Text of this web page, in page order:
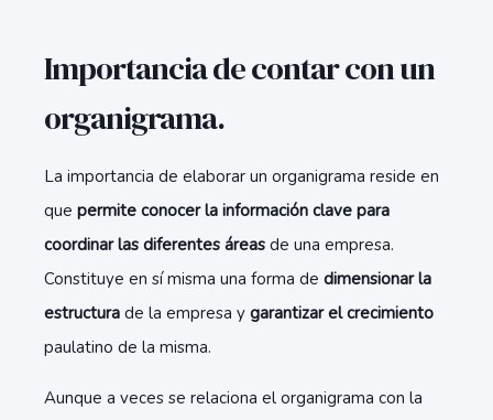
Importancia de contar con un
organigrama.
La importancia de elaborar un organigrama reside en
que permite conocer la información clave para
coordinar las diferentes áreas de una empresa.
Constituye en sí misma una forma de dimensionar la
estructura de la empresa y garantizar el crecimiento
paulatino de la misma.
Aunque a veces se relaciona el organigrama con la